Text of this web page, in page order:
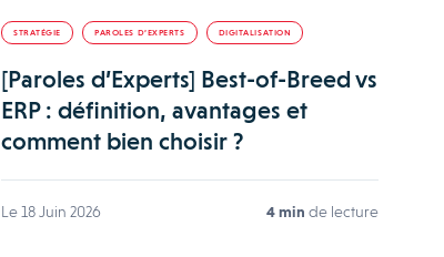
STRATÉGIE PAROLES D’EXPERTS DIGITALISATION
[Paroles d’Experts] Best-of-Breed vs
ERP : définition, avantages et
comment bien choisir ?
Le 18 Juin 2026 4 min de lecture